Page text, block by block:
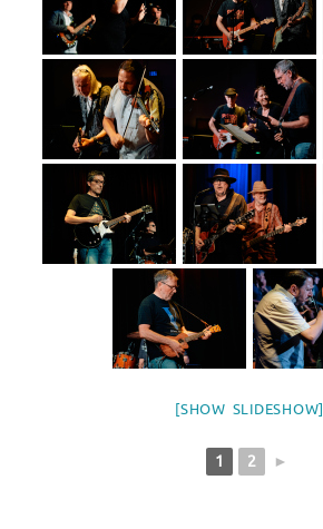
[SHOW SLIDESHOW]
1 2 ►